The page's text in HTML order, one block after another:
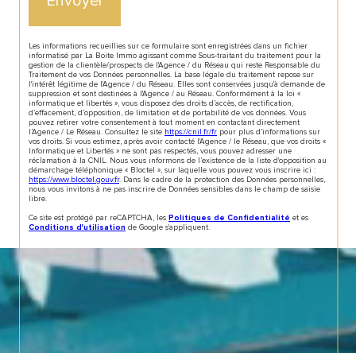
Les informations recueillies sur ce formulaire sont enregistrées dans un fichier
informatisé par La Boite Immo agissant comme Sous-traitant du traitement pour la
gestion de la clientèle/prospects de l'Agence / du Réseau qui reste Responsable du
Traitement de vos Données personnelles. La base légale du traitement repose sur
l'intérêt légitime de l'Agence / du Réseau. Elles sont conservées jusqu'à demande de
suppression et sont destinées à l'Agence / au Réseau. Conformément à la loi «
informatique et libertés », vous disposez des droits d’accès, de rectification,
d’effacement, d’opposition, de limitation et de portabilité de vos données. Vous
pouvez retirer votre consentement à tout moment en contactant directement
l’Agence / Le Réseau. Consultez le site https://cnil.fr/fr pour plus d’informations sur
vos droits. Si vous estimez, après avoir contacté l'Agence / le Réseau, que vos droits «
Informatique et Libertés » ne sont pas respectés, vous pouvez adresser une
réclamation à la CNIL. Nous vous informons de l’existence de la liste d'opposition au
démarchage téléphonique « Bloctel », sur laquelle vous pouvez vous inscrire ici :
https://www.bloctel.gouv.fr. Dans le cadre de la protection des Données personnelles,
nous vous invitons à ne pas inscrire de Données sensibles dans le champ de saisie
libre.
Ce site est protégé par reCAPTCHA, les Politiques de Confidentialité et es
Conditions d'utilisation de Google s'appliquent.